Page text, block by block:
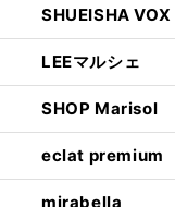
SHUEISHA VOX
LEEマルシェ
SHOP Marisol
eclat premium
mirabella